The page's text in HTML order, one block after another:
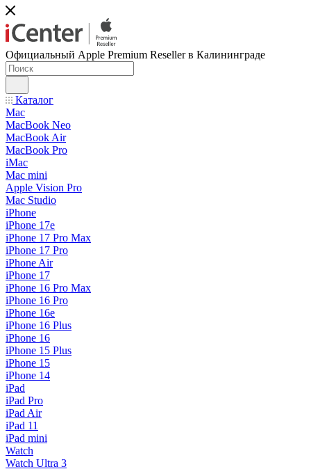
Официальный Apple Premium Reseller в Калининграде
Каталог
Mac
MacBook Neo
MacBook Air
MacBook Pro
iMac
Mac mini
Apple Vision Pro
Mac Studio
iPhone
iPhone 17e
iPhone 17 Pro Max
iPhone 17 Pro
iPhone Air
iPhone 17
iPhone 16 Pro Max
iPhone 16 Pro
iPhone 16e
iPhone 16 Plus
iPhone 16
iPhone 15 Plus
iPhone 15
iPhone 14
iPad
iPad Pro
iPad Air
iPad 11
iPad mini
Watch
Watch Ultra 3